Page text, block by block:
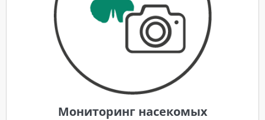
Мониторинг насекомых